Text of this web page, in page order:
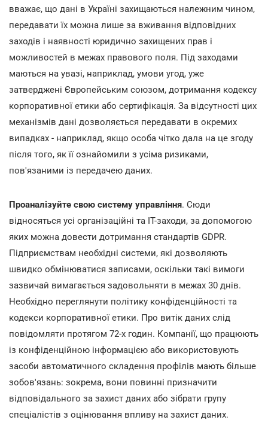
вважає, що дані в Україні захищаються належним чином,
передавати їх можна лише за вживання відповідних
заходів і наявності юридично захищених прав і
можливостей в межах правового поля. Під заходами
маються на увазі, наприклад, умови угод, уже
затверджені Європейським союзом, дотримання кодексу
корпоративної етики або сертифікація. За відсутності цих
механізмів дані дозволяється передавати в окремих
випадках - наприклад, якщо особа чітко дала на це згоду
після того, як її ознайомили з усіма ризиками,
пов'язаними із передачею даних.
Проаналізуйте свою систему управління. Сюди
відносяться усі організаційні та ІТ-заходи, за допомогою
яких можна довести дотримання стандартів GDPR.
Підприємствам необхідні системи, які дозволяють
швидко обмінюватися записами, оскільки такі вимоги
зазвичай вимагається задовольняти в межах 30 днів.
Необхідно переглянути політику конфіденційності та
кодекси корпоративної етики. Про витік даних слід
повідомляти протягом 72-х годин. Компанії, що працюють
із конфіденційною інформацією або використовують
засоби автоматичного складення профілів мають більше
зобов'язань: зокрема, вони повинні призначити
відповідального за захист даних або зібрати групу
спеціалістів з оцінювання впливу на захист даних.